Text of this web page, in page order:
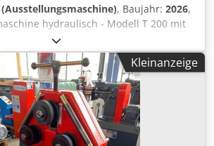
, Baujahr: 2026,
hydraulisch - Modell T 200 mit
- Hublaenge 185 mm
Rjwa - Gewicht 500 kg Biegeleistung
ist 200x12 mm (mit entsprechendem
R 5 und Matrize V 100 mm
Kleinanzeige